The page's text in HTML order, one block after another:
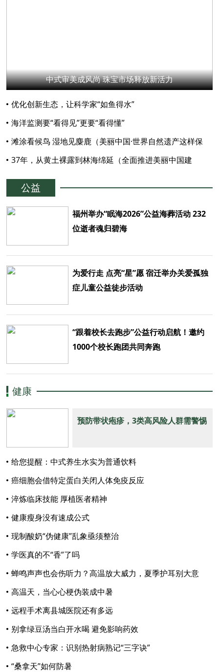
中式审美成风尚 珠宝市场释放新活力
优化创新生态，让科学家“如鱼得水”
海洋监测要“看得见”更要“看得懂”
滩涂看候鸟 湿地见麋鹿（美丽中国·世界自然遗产这样保
护）
37年，从黄土裸露到林海绵延（全面推进美丽中国建
设）
公益
福州举办“眠海2026”公益海葬活动 232
位逝者魂归碧海
为爱行走 点亮“星”愿 宿迁举办关爱孤独
症儿童公益徒步活动
“跟着校长去跑步”公益行动启航！邀约
1000个校长跑团共同奔跑
健康
预防带状疱疹，3类高风险人群需警惕
给您提醒：中式养生水实为普通饮料
癌细胞会借特定蛋白关闭人体免疫反应
淬炼临床技能 厚植医者精神
健康瘦身没有速成公式
现制酸奶“伪健康”乱象亟须整治
学医真的不“香”了吗
蝉鸣声声也会伤听力？高温放大威力，夏季护耳别大意
高温天，当心心梗伪装成中暑
远程手术离县城医院还有多远
别拿绿豆汤当白开水喝 避免影响药效
急救中心专家：识别热射病熟记“三字诀”
“桑拿天”如何防暑